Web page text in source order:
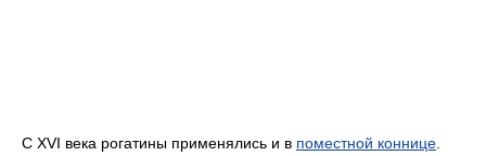
С XVI века рогатины применялись и в поместной коннице.